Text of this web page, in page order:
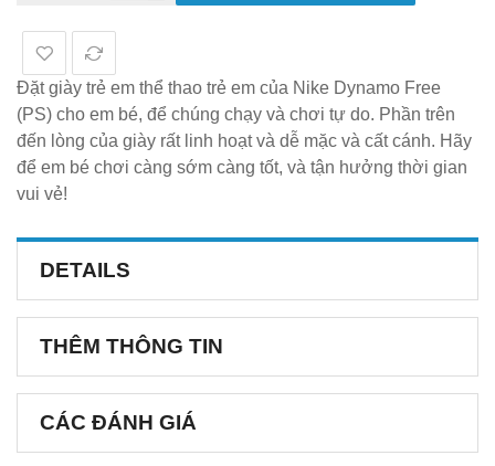
Đặt giày trẻ em thể thao trẻ em của Nike Dynamo Free
(PS) cho em bé, để chúng chạy và chơi tự do. Phần trên
đến lòng của giày rất linh hoạt và dễ mặc và cất cánh. Hãy
để em bé chơi càng sớm càng tốt, và tận hưởng thời gian
vui vẻ!
DETAILS
THÊM THÔNG TIN
CÁC ĐÁNH GIÁ